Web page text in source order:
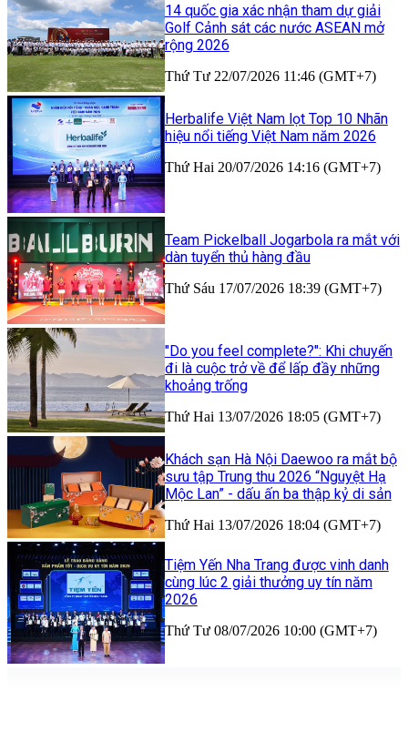
14 quốc gia xác nhận tham dự giải
Golf Cảnh sát các nước ASEAN mở
rộng 2026
Thứ Tư 22/07/2026 11:46 (GMT+7)
Herbalife Việt Nam lọt Top 10 Nhãn
hiệu nổi tiếng Việt Nam năm 2026
Thứ Hai 20/07/2026 14:16 (GMT+7)
Team Pickelball Jogarbola ra mắt với
dàn tuyển thủ hàng đầu
Thứ Sáu 17/07/2026 18:39 (GMT+7)
"Do you feel complete?": Khi chuyến
đi là cuộc trở về để lấp đầy những
khoảng trống
Thứ Hai 13/07/2026 18:05 (GMT+7)
Khách sạn Hà Nội Daewoo ra mắt bộ
sưu tập Trung thu 2026 “Nguyệt Hạ
Mộc Lan” - dấu ấn ba thập kỷ di sản
Thứ Hai 13/07/2026 18:04 (GMT+7)
Tiệm Yến Nha Trang được vinh danh
cùng lúc 2 giải thưởng uy tín năm
2026
Thứ Tư 08/07/2026 10:00 (GMT+7)